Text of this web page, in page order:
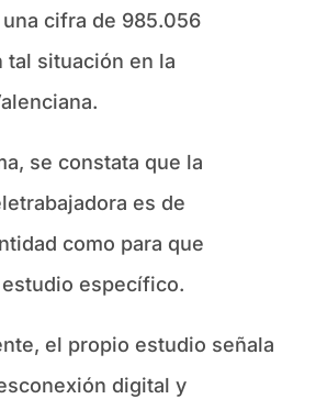
cifra de 985.056
tal situación en la
se constata que la
es de
como para que
específico.
el propio estudio señala
digital y